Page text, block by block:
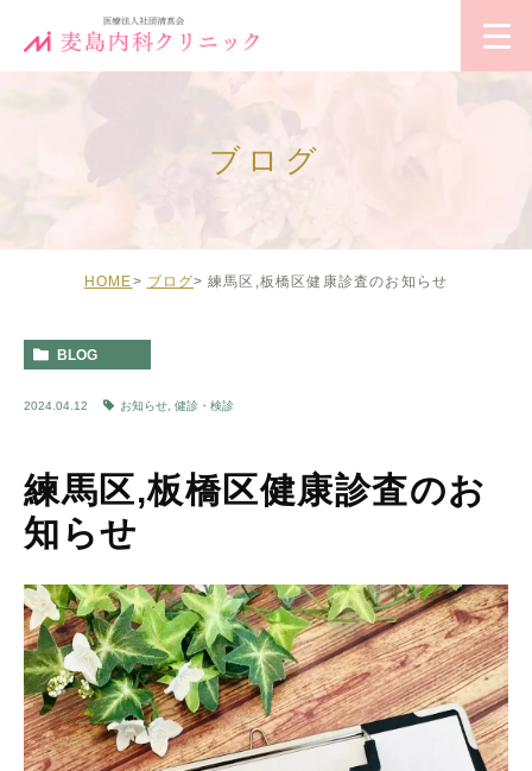
ブログ
HOME ブログ 練馬区,板橋区健康診査のお知らせ
BLOG
2024.04.12 お知らせ 健診・検診
練馬区,板橋区健康診査のお
知らせ